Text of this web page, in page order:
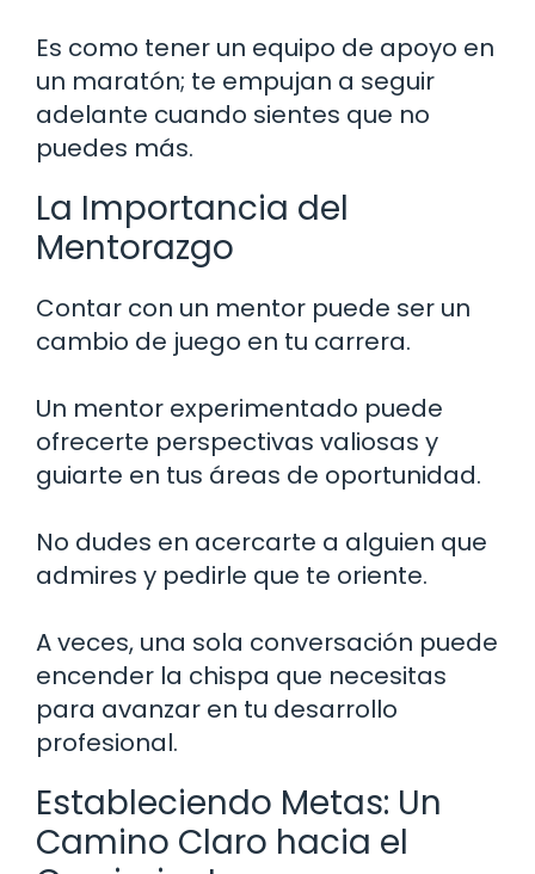
Es como tener un equipo de apoyo en
un maratón; te empujan a seguir
adelante cuando sientes que no
puedes más.
La Importancia del
Mentorazgo
Contar con un mentor puede ser un
cambio de juego en tu carrera.
Un mentor experimentado puede
ofrecerte perspectivas valiosas y
guiarte en tus áreas de oportunidad.
No dudes en acercarte a alguien que
admires y pedirle que te oriente.
A veces, una sola conversación puede
encender la chispa que necesitas
para avanzar en tu desarrollo
profesional.
Estableciendo Metas: Un
Camino Claro hacia el